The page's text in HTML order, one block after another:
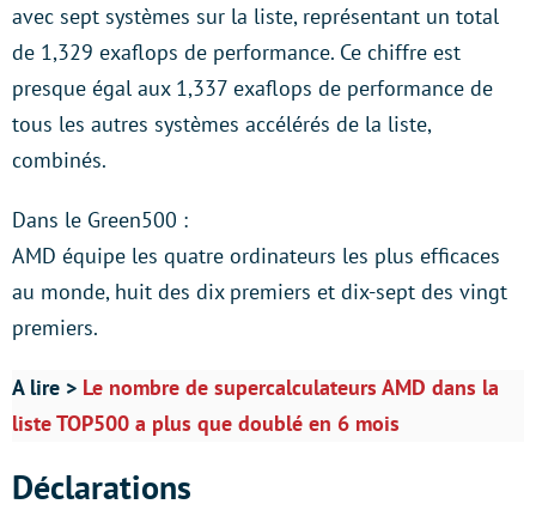
avec sept systèmes sur la liste, représentant un total
de 1,329 exaflops de performance. Ce chiffre est
presque égal aux 1,337 exaflops de performance de
tous les autres systèmes accélérés de la liste,
combinés.
Dans le Green500 :
AMD équipe les quatre ordinateurs les plus efficaces
au monde, huit des dix premiers et dix-sept des vingt
premiers.
A lire > Le nombre de supercalculateurs AMD dans la
liste TOP500 a plus que doublé en 6 mois
Déclarations